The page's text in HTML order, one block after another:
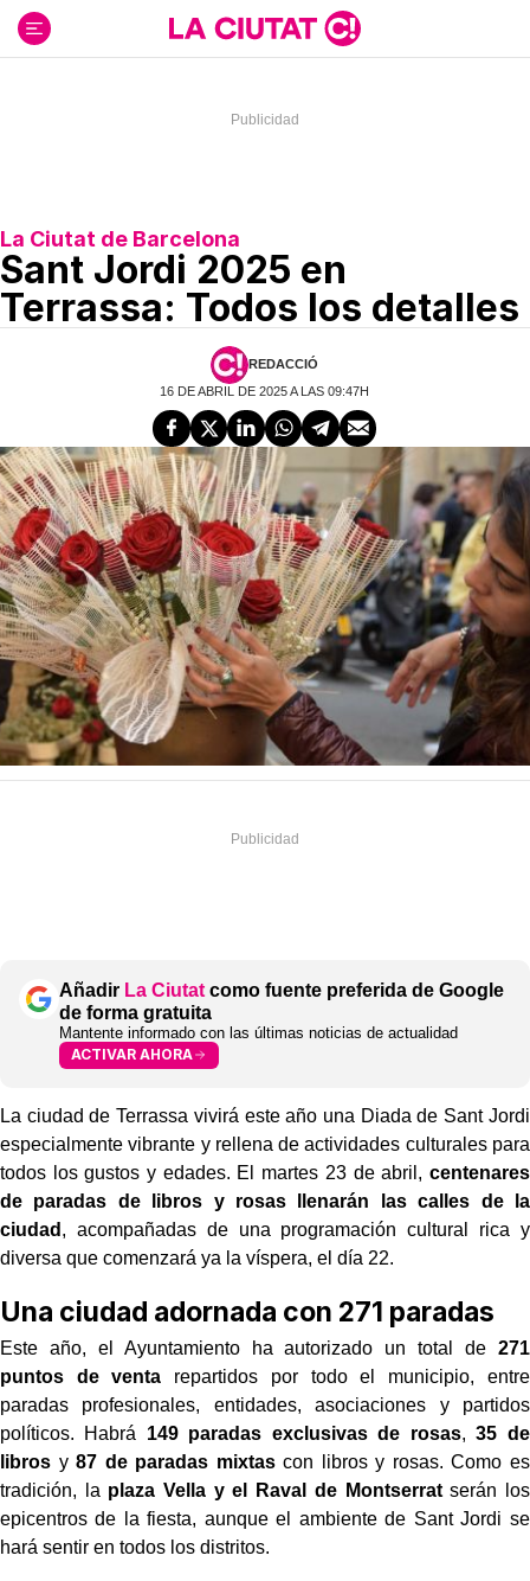
contenido
La Ciutat de Barcelona
Sant Jordi 2025 en
Terrassa: Todos los detalles
REDACCIÓ
16 DE ABRIL DE 2025 A LAS 09:47H
Añadir La Ciutat como fuente preferida de Google
de forma gratuita
Mantente informado con las últimas noticias de actualidad
ACTIVAR AHORA
La ciudad de Terrassa vivirá este año una Diada de Sant Jordi
especialmente vibrante y rellena de actividades culturales para
todos los gustos y edades. El martes 23 de abril, centenares
de paradas de libros y rosas llenarán las calles de la
ciudad , acompañadas de una programación cultural rica y
diversa que comenzará ya la víspera, el día 22.
Una ciudad adornada con 271 paradas
Este año, el Ayuntamiento ha autorizado un total de 271
puntos de venta repartidos por todo el municipio, entre
paradas profesionales, entidades, asociaciones y partidos
políticos. Habrá 149 paradas exclusivas de rosas,35 de
libros y87 de paradas mixtascon libros y rosas. Como es
tradición, la plaza Vella y el Raval de Montserratserán los
epicentros de la fiesta, aunque el ambiente de Sant Jordi se
hará sentir en todos los distritos.